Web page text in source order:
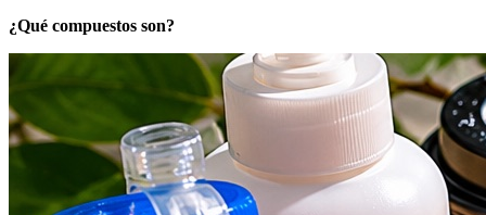
¿Qué compuestos son?